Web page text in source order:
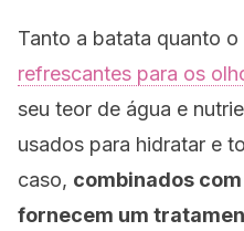
Tanto a batata quanto
refrescantes para os
seu teor de água e
usados ​​para hidratar e
caso, combinados
fornecem um